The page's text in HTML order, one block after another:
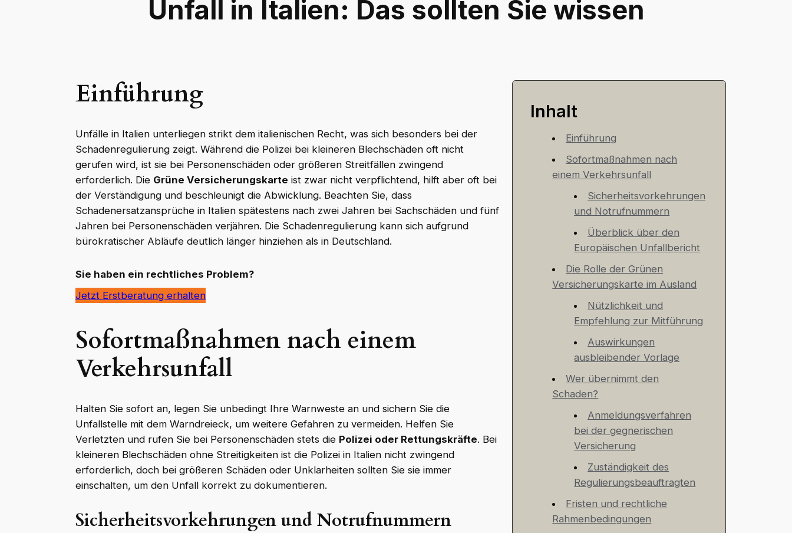
Unfall in Italien: Das sollten Sie wissen
Einführung
Unfälle in Italien unterliegen strikt dem italienischen Recht, was sich besonders bei der
Schadenregulierung zeigt. Während die Polizei bei kleineren Blechschäden oft nicht
gerufen wird, ist sie bei Personenschäden oder größeren Streitfällen zwingend
erforderlich. Die Grüne Versicherungskarte ist zwar nicht verpflichtend, hilft aber oft bei
der Verständigung und beschleunigt die Abwicklung. Beachten Sie, dass
Schadenersatzansprüche in Italien spätestens nach zwei Jahren bei Sachschäden und fünf
Jahren bei Personenschäden verjähren. Die Schadenregulierung kann sich aufgrund
bürokratischer Abläufe deutlich länger hinziehen als in Deutschland.
Sie haben ein rechtliches Problem?
Jetzt Erstberatung erhalten
Sofortmaßnahmen nach einem
Verkehrsunfall
Halten Sie sofort an, legen Sie unbedingt Ihre Warnweste an und sichern Sie die
Unfallstelle mit dem Warndreieck, um weitere Gefahren zu vermeiden. Helfen Sie
Verletzten und rufen Sie bei Personenschäden stets die Polizei oder Rettungskräfte. Bei
kleineren Blechschäden ohne Streitigkeiten ist die Polizei in Italien nicht zwingend
erforderlich, doch bei größeren Schäden oder Unklarheiten sollten Sie sie immer
einschalten, um den Unfall korrekt zu dokumentieren.
Sicherheitsvorkehrungen und Notrufnummern
Inhalt
Einführung
Sofortmaßnahmen nach
einem Verkehrsunfall
Sicherheitsvorkehrungen
und Notrufnummern
Überblick über den
Europäischen Unfallbericht
Die Rolle der Grünen
Versicherungskarte im Ausland
Nützlichkeit und
Empfehlung zur Mitführung
Auswirkungen
ausbleibender Vorlage
Wer übernimmt den
Schaden?
Anmeldungsverfahren
bei der gegnerischen
Versicherung
Zuständigkeit des
Regulierungsbeauftragten
Fristen und rechtliche
Rahmenbedingungen